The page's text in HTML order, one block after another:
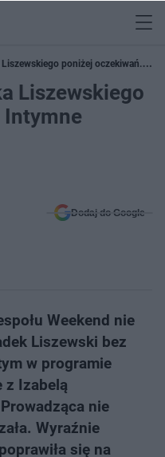
poniżej oczekiwań.
Liszewskiego
Dodaj do Google
Weekend nie
Liszewski bez
w programie
z Izabelą
nie
Wyraźnie
się na